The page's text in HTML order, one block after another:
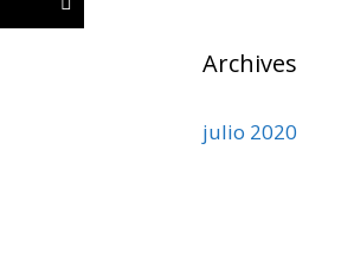
Archives
julio 2020